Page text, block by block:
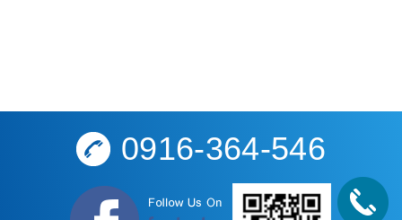
0916-364-546